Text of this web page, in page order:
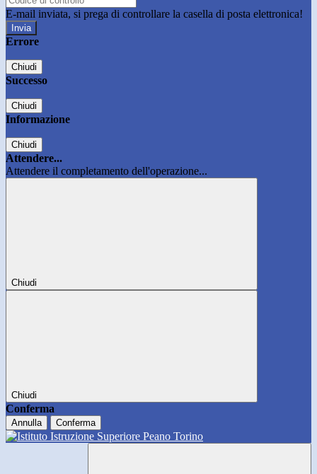
E-mail inviata, si prega di controllare la casella di posta elettronica!
Errore
Chiudi
Successo
Chiudi
Informazione
Chiudi
Attendere...
Attendere il completamento dell'operazione...
Chiudi
Chiudi
Conferma
Annulla Conferma